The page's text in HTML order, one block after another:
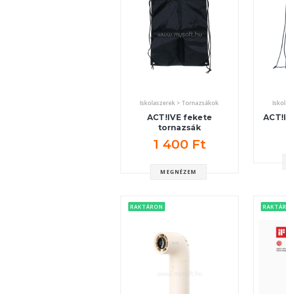
Iskolaszerek > Tornazsákok
ACT!IVE fekete
tornazsák
1 400 Ft
MEGNÉZEM
RAKTÁRON